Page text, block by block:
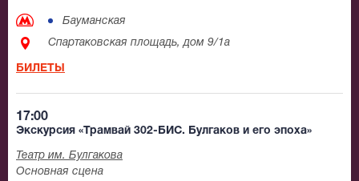
Бауманская
Спартаковская площадь, дом 9/1а
БИЛЕТЫ
17:00
Экскурсия «Трамвай 302-БИС. Булгаков и его эпоха»
Театр им. Булгакова
Основная сцена